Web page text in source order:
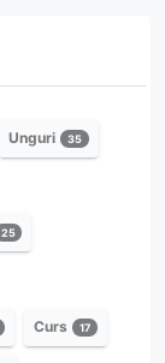
Unguri 35
25
Curs 17